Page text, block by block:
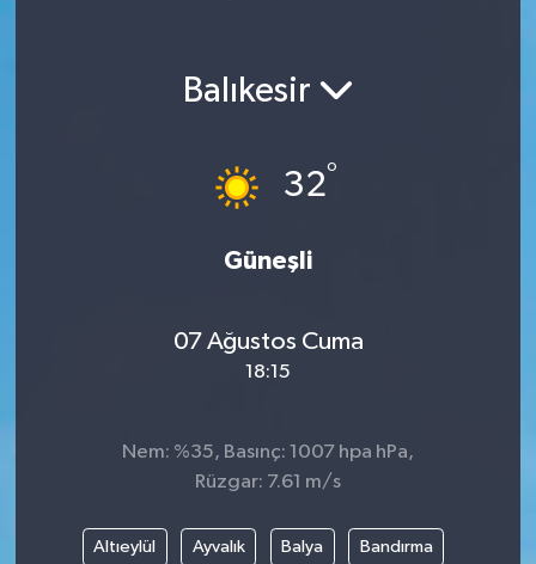
Balıkesir
32°
Güneşli
07 Ağustos Cuma
18:15
Nem: %35, Basınç: 1007 hpa hPa,
Rüzgar: 7.61 m/s
Altıeylül Ayvalık Balya Bandırma